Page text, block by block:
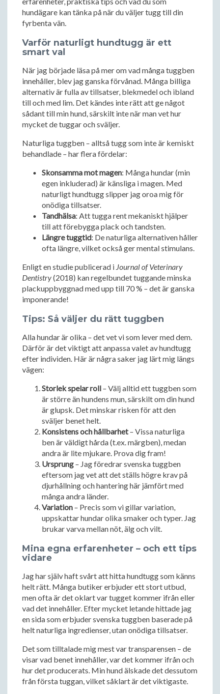
hundägare kan tänka på när du väljer tugg till din
fyrbenta vän.
Varför naturligt hundtugg är ett
smart val
När jag började läsa på mer om vad många tuggben
innehåller, blev jag ganska förvånad. Många billiga
alternativ är fulla av tillsatser, blekmedel och ibland
till och med lim. Det kändes inte rätt att ge något
sådant till min hund, särskilt inte när man vet hur
mycket de tuggar och sväljer.
Naturliga tuggben – alltså tugg som inte är kemiskt
behandlade – har flera fördelar:
Skonsamma mot magen: Många hundar (min
egen inkluderad) är känsliga i magen. Med
naturligt hundtugg slipper jag oroa mig för
onödiga tillsatser.
Tandhälsa: Att tugga rent mekaniskt hjälper
till att förebygga plack och tandsten.
Längre tuggtid: De naturliga alternativen håller
ofta längre, vilket också ger mental stimulans.
Enligt en studie publicerad i Journal of Veterinary
Dentistry(2018) kan regelbundet tuggande minska
plackuppbyggnad med upp till 70 % – det är ganska
imponerande!
Tips: Så väljer du rätt tuggben
Alla hundar är olika – det vet vi som lever med dem.
Därför är det viktigt att anpassa valet av hundtugg
efter individen. Här är några saker jag lärt mig längs
vägen:
Storlek spelar roll – Välj alltid ett tuggben som
är större än hundens mun, särskilt om din hund
är glupsk. Det minskar risken för att den
sväljer benet helt.
Konsistens och hållbarhet– Vissa naturliga
ben är väldigt hårda (t.ex. märgben), medan
andra är lite mjukare. Prova dig fram!
Ursprung – Jag föredrar svenska tuggben
eftersom jag vet att det ställs högre krav på
djurhållning och hantering här jämfört med
många andra länder.
Variation – Precis som vi gillar variation,
uppskattar hundar olika smaker och typer. Jag
brukar varva mellan nöt, älg och vilt.
Mina egna erfarenheter – och ett tips
vidare
Jag har själv haft svårt att hitta hundtugg som känns
helt rätt. Många butiker erbjuder ett stort utbud,
men ofta är det oklart var tugget kommer ifrån eller
vad det innehåller. Efter mycket letande hittade jag
en sida som erbjuder svenska tuggben baserade på
helt naturliga ingredienser, utan onödiga tillsatser.
Det som tilltalade mig mest var transparensen – de
visar vad benet innehåller, var det kommer ifrån och
hur det producerats. Min hund älskade det dessutom
från första tuggan, vilket såklart är det viktigaste.